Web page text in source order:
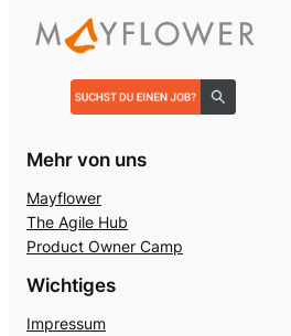
Mehr von uns
Mayflower
The Agile Hub
Product Owner Camp
Wichtiges
Impressum